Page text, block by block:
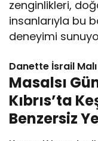
zenginlikleri,
insanlarıyla bu
deneyimi
Danette İsrail
Masalsı
Kıbrıs’ta
Benzersiz